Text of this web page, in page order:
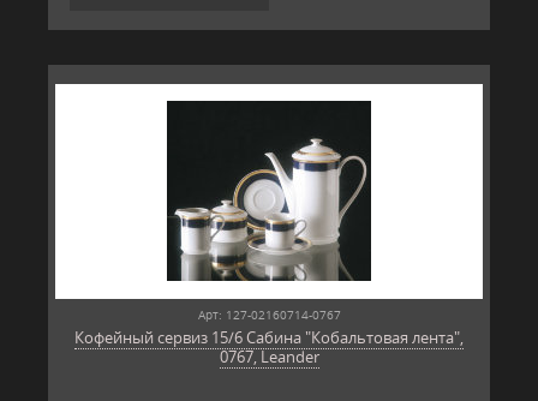
Арт: 127-02160714-0767
Кофейный сервиз 15/6 Сабина "Кобальтовая лента",
0767, Leander